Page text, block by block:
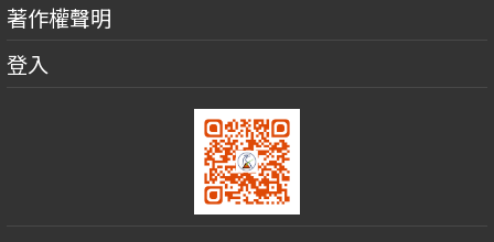
著作權聲明
登入